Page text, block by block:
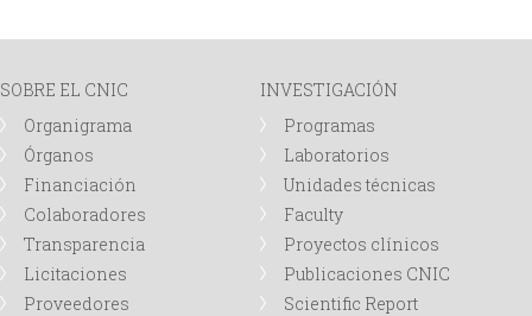
SOBRE EL CNIC
Organigrama
Órganos
Financiación
Colaboradores
Transparencia
Licitaciones
Proveedores
INVESTIGACIÓN
Programas
Laboratorios
Unidades técnicas
Faculty
Proyectos clínicos
Publicaciones CNIC
Scientific Report